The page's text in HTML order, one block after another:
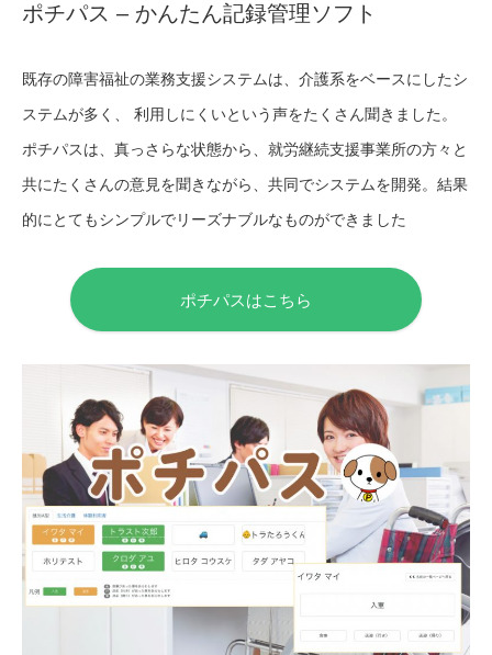
ポチパス – かんたん記録管理ソフト
既存の障害福祉の業務支援システムは、介護系をベースにしたシ
ステムが多く、 利用しにくいという声をたくさん聞きました。
ポチパスは、真っさらな状態から、就労継続支援事業所の方々と
共にたくさんの意見を聞きながら、共同でシステムを開発。結果
的にとてもシンプルでリーズナブルなものができました
ポチパスはこちら